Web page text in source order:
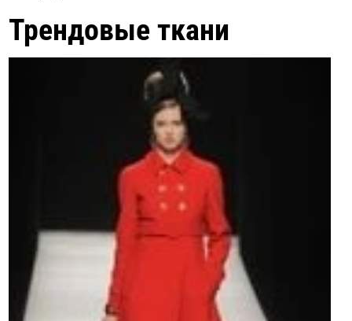
Трендовые ткани